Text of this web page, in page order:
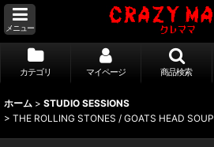
メニュー
カテゴリ マイページ 商品検索
ホーム > STUDIO SESSIONS
> THE ROLLING STONES / GOATS HEAD